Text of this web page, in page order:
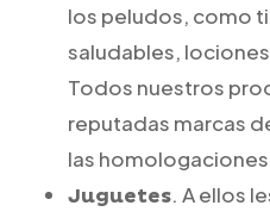
los peludos, como
saludables,
Todos nuestros
reputadas marcas
las
Juguetes. A ellos